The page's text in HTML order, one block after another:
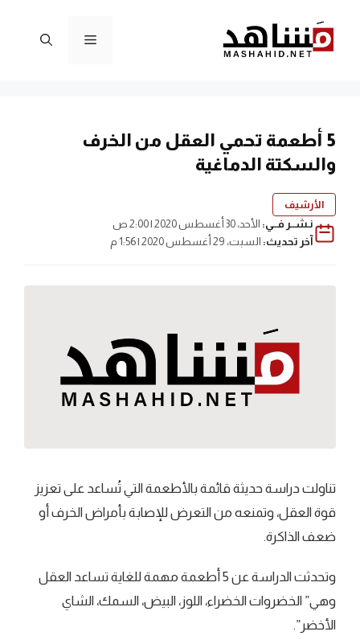
المحتوى
القائمة
5 أطعمة تحمي العقل من الخرف
والسكتة الدماغية
الأرشيف
نـشــر فــي: الأحد، 30 أغسطس 2020 | 2:00 ص
آخر تحديث: السبت، 29 أغسطس 2020 | 1:56 م
تناولت دراسة حديثة قائمة بالأطعمة التي تُساعد على تعزيز
قوة العقل، وتمنعه من التعرض للإصابة بأمراض الخرف أو
ضعف الذاكرة.
وتحدثت الدراسة عن 5 أطعمة مهمة للغاية تساعد العقل
وهي” الخضروات الخضراء، اللوز، البيض، السمك، الشاي
الأخضر”.